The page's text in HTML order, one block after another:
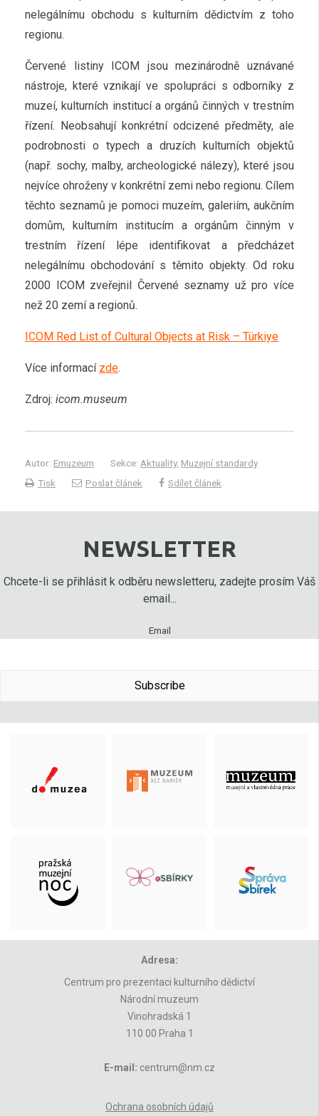
nelegálnímu obchodu s kulturním dědictvím z toho
regionu.
Červené listiny ICOM jsou mezinárodně uznávané
nástroje, které vznikají ve spolupráci s odborníky z
muzeí, kulturních institucí a orgánů činných v trestním
řízení. Neobsahují konkrétní odcizené předměty, ale
podrobnosti o typech a druzích kulturních objektů
(např. sochy, malby, archeologické nálezy), které jsou
nejvíce ohroženy v konkrétní zemi nebo regionu. Cílem
těchto seznamů je pomoci muzeím, galeriím, aukčním
domům, kulturním institucím a orgánům činným v
trestním řízení lépe identifikovat a předcházet
nelegálnímu obchodování s těmito objekty. Od roku
2000 ICOM zveřejnil Červené seznamy už pro více
než 20 zemí a regionů.
ICOM Red List of Cultural Objects at Risk – Türkiye
Více informací zde.
Zdroj: icom.museum
Autor: Emuzeum Sekce: Aktuality, Muzejní standardy
Tisk
Poslat článek Sdílet článek
NEWSLETTER
Chcete-li se přihlásit k odběru newsletteru, zadejte prosím Váš
email...
Email
Subscribe
Adresa:
Centrum pro prezentaci kulturního dědictví
Národní muzeum
Vinohradská 1
110 00 Praha 1
E-mail: centrum@nm.cz
Ochrana osobních údajů